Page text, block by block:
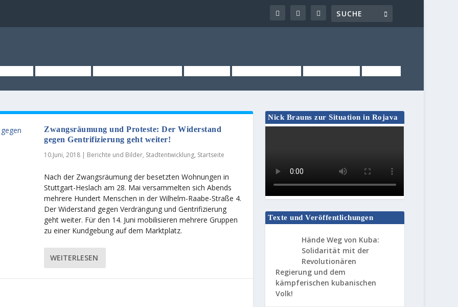
Zwangsräumung und Proteste: Der Widerstand
gegen Gentrifizierung geht weiter!
10.Juni, 2018 | Berichte und Bilder, Stadtentwicklung, Startseite
Nach der Zwangsräumung der besetzten Wohnungen in
Stuttgart-Heslach am 28. Mai versammelten sich Abends
mehrere Hundert Menschen in der Wilhelm-Raabe-Straße 4.
Der Widerstand gegen Verdrängung und Gentrifizierung
geht weiter. Für den 14. Juni mobilisieren mehrere Gruppen
zu einer Kundgebung auf dem Marktplatz.
WEITERLESEN
Nick Brauns zur Situation in Rojava
Texte und Veröffentlichungen
Hände Weg von Kuba:
Solidarität mit der
Revolutionären
Regierung und dem
kämpferischen kubanischen
Volk!